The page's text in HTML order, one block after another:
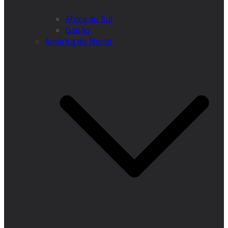
África do Sul
Gabão
América do Norte